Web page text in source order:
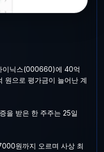
이닉스(000660)에 40억
원으로 평가금이 늘어난 계
을 받은 한 주주는 25일
원까지 오르며 사상 최